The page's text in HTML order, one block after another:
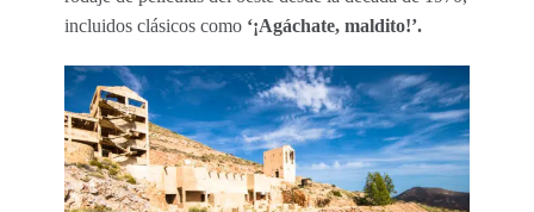
incluidos clásicos como ‘¡Agáchate, maldito!’.